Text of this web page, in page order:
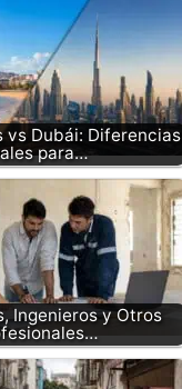
vs Dubái: Diferencias
para…
Ingenieros y Otros